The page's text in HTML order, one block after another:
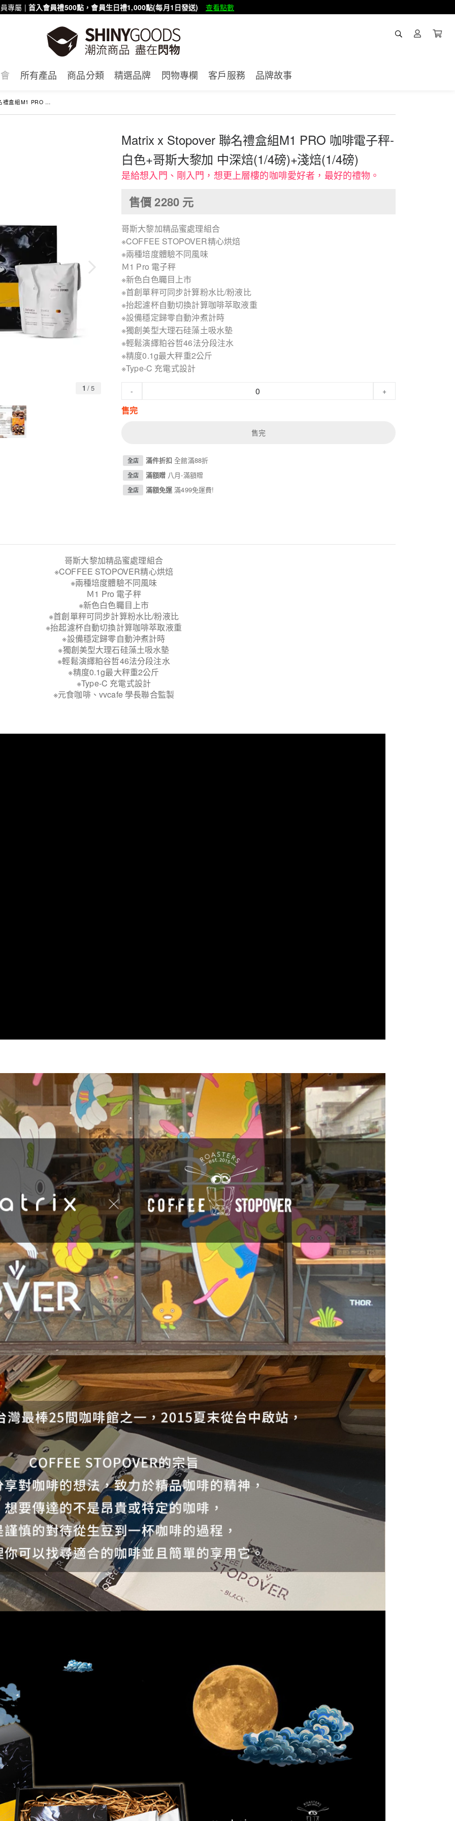
專屬 | 首入會員禮500點，會員生日禮1,000點(每月1日發送) 查看點數
所有產品 商品分類 精選品牌 閃物專欄 客戶服務 品牌故事
哥斯大黎加 中深焙(1/4磅)+淺焙(1/4磅)
1 /5
Matrix x Stopover 聯名禮盒組M1 PRO 咖啡電子秤-
白色+哥斯大黎加 中深焙(1/4磅)+淺焙(1/4磅)
是給想入門、剛入門，想更上層樓的咖啡愛好者，最好的禮物。
售價2280 元
哥斯大黎加精品蜜處理組合
※COFFEE STOPOVER精心烘焙
※兩種培度體驗不同風味
Ｍ1 Pro 電子秤
※新色白色矚目上市
※首創單秤可同步計算粉水比/粉液比
※抬起濾杯自動切換計算咖啡萃取液重
※設備穩定歸零自動沖煮計時
※獨創美型大理石硅藻土吸水墊
※輕鬆演繹粕谷哲46法分段注水
※精度0.1g最大秤重2公斤
※Type-C 充電式設計
- +
售完
售完
全店 滿件折扣全館滿88折
全店 滿額贈 八月-滿額贈
全店 滿額免運滿499免運費!
哥斯大黎加精品蜜處理組合
※COFFEE STOPOVER精心烘焙
※兩種培度體驗不同風味
Ｍ1 Pro 電子秤
※新色白色矚目上市
※首創單秤可同步計算粉水比/粉液比
※抬起濾杯自動切換計算咖啡萃取液重
※設備穩定歸零自動沖煮計時
※獨創美型大理石硅藻土吸水墊
※輕鬆演繹粕谷哲46法分段注水
※精度0.1g最大秤重2公斤
※Type-C 充電式設計
※元食咖啡、vvcafe 學長聯合監製